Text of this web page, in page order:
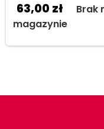
63,00 zł
Brak
magazynie